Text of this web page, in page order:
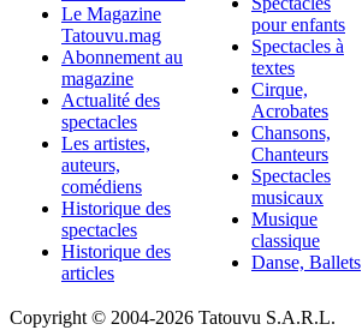
Le Magazine
Tatouvu.mag
Abonnement au
magazine
Actualité des
spectacles
Les artistes,
auteurs,
comédiens
Historique des
spectacles
Historique des
articles
pour enfants
Spectacles à
textes
Cirque,
Acrobates
Chansons,
Chanteurs
Spectacles
musicaux
Musique
classique
Danse, Ballets
Copyright © 2004-2026 Tatouvu S.A.R.L.